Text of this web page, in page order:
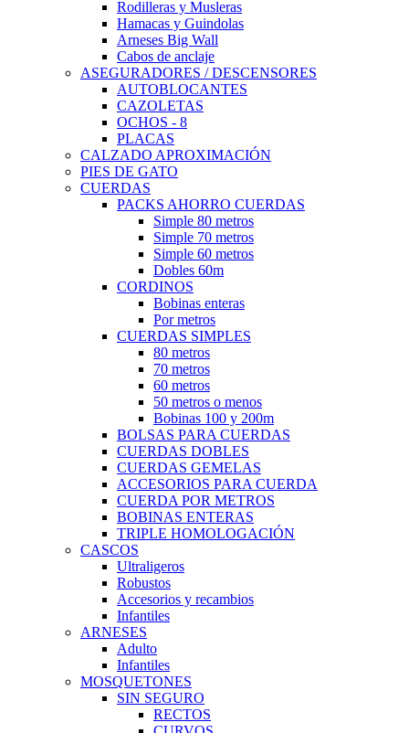
Rodilleras y Musleras
Hamacas y Guindolas
Arneses Big Wall
Cabos de anclaje
ASEGURADORES / DESCENSORES
AUTOBLOCANTES
CAZOLETAS
OCHOS - 8
PLACAS
CALZADO APROXIMACIÓN
PIES DE GATO
CUERDAS
PACKS AHORRO CUERDAS
Simple 80 metros
Simple 70 metros
Simple 60 metros
Dobles 60m
CORDINOS
Bobinas enteras
Por metros
CUERDAS SIMPLES
80 metros
70 metros
60 metros
50 metros o menos
Bobinas 100 y 200m
BOLSAS PARA CUERDAS
CUERDAS DOBLES
CUERDAS GEMELAS
ACCESORIOS PARA CUERDA
CUERDA POR METROS
BOBINAS ENTERAS
TRIPLE HOMOLOGACIÓN
CASCOS
Ultraligeros
Robustos
Accesorios y recambios
Infantiles
ARNESES
Adulto
Infantiles
MOSQUETONES
SIN SEGURO
RECTOS